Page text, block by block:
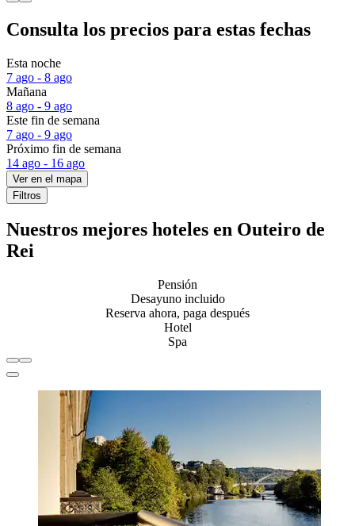
Consulta los precios para estas fechas
Esta noche
7 ago - 8 ago
Mañana
8 ago - 9 ago
Este fin de semana
7 ago - 9 ago
Próximo fin de semana
14 ago - 16 ago
Ver en el mapa
Filtros
Nuestros mejores hoteles en Outeiro de
Rei
Pensión
Desayuno incluido
Reserva ahora, paga después
Hotel
Spa